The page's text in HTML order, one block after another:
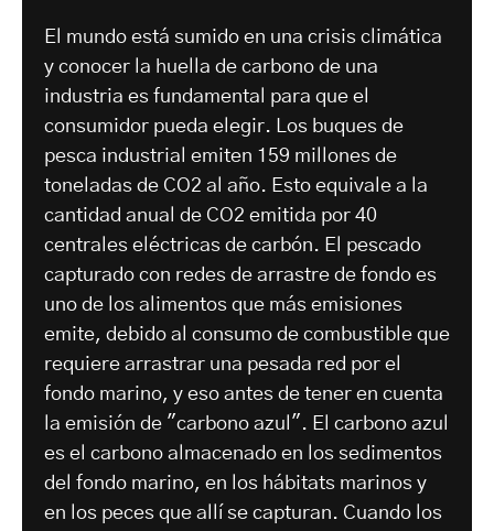
El mundo está sumido en una crisis climática
y conocer la huella de carbono de una
industria es fundamental para que el
consumidor pueda elegir. Los buques de
pesca industrial emiten 159 millones de
toneladas de CO2 al año. Esto equivale a la
cantidad anual de CO2 emitida por 40
centrales eléctricas de carbón. El pescado
capturado con redes de arrastre de fondo es
uno de los alimentos que más emisiones
emite, debido al consumo de combustible que
requiere arrastrar una pesada red por el
fondo marino, y eso antes de tener en cuenta
la emisión de "carbono azul". El carbono azul
es el carbono almacenado en los sedimentos
del fondo marino, en los hábitats marinos y
en los peces que allí se capturan. Cuando los